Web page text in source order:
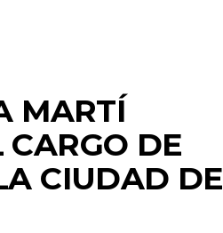
MARTÍ
CARGO DE
CIUDAD DE